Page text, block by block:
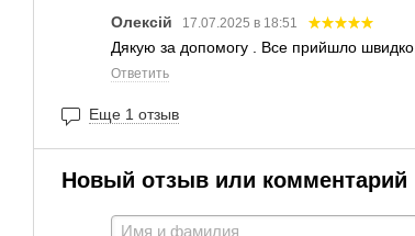
Олексій 17.07.2025 в 18:51
Дякую за допомогу . Все прийшло швидко.
Ответить
Еще 1 отзыв
Новый отзыв или комментарий